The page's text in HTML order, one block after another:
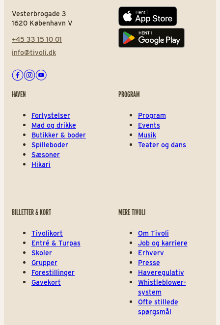
Vesterbrogade 3
1620 København V
+45 33 15 10 01
info@tivoli.dk
Facebook
Instagram
Youtube
App store
Play store
HAVEN
Forlystelser
Mad og drikke
Butikker & boder
Spilleboder
Sæsoner
Hikari
PROGRAM
Program
Events
Musik
Teater og dans
BILLETTER & KORT
Tivolikort
Entré & Turpas
Skoler
Grupper
Forestillinger
Gavekort
MERE TIVOLI
Om Tivoli
Job og karriere
Erhverv
Presse
Haveregulativ
Whistleblower-
system
Ofte stillede
spørgsmål